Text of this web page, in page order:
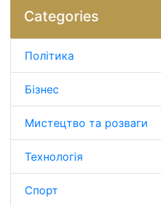
Categories
Політика
Бізнес
Мистецтво та розваги
Технологія
Спорт